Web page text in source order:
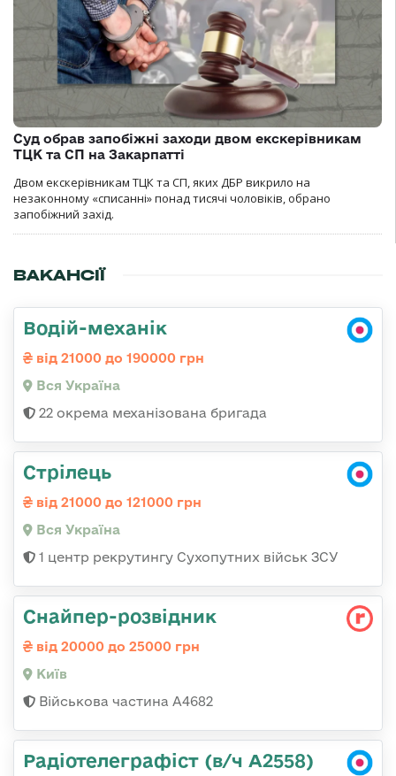
Суд обрав запобіжні заходи двом екскерівникам
ТЦК та СП на Закарпатті
Двом екскерівникам ТЦК та СП, яких ДБР викрило на
незаконному «списанні» понад тисячі чоловіків, обрано
запобіжний захід.
ВАКАНСІЇ
Водій-механік
від 21000 до 190000 грн
Вся Україна
22 окрема механізована бригада
Стрілець
від 21000 до 121000 грн
Вся Україна
1 центр рекрутингу Сухопутних військ ЗСУ
Снайпер-розвідник
від 20000 до 25000 грн
Київ
Військова частина А4682
Радіотелеграфіст (в/ч А2558)